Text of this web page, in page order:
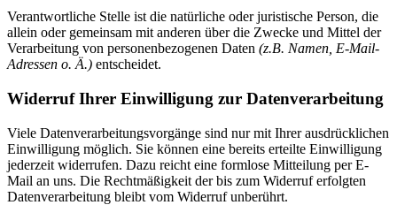
Verantwortliche Stelle ist die natürliche oder juristische Person, die
allein oder gemeinsam mit anderen über die Zwecke und Mittel der
Verarbeitung von personenbezogenen Daten (z.B. Namen, E-Mail-
Adressen o. Ä.) entscheidet.
Widerruf Ihrer Einwilligung zur Datenverarbeitung
Viele Datenverarbeitungsvorgänge sind nur mit Ihrer ausdrücklichen
Einwilligung möglich. Sie können eine bereits erteilte Einwilligung
jederzeit widerrufen. Dazu reicht eine formlose Mitteilung per E-
Mail an uns. Die Rechtmäßigkeit der bis zum Widerruf erfolgten
Datenverarbeitung bleibt vom Widerruf unberührt.